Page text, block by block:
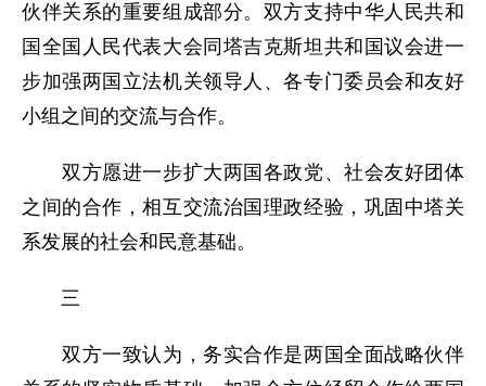
伙伴关系的重要组成部分。双方支持中华人民共和
国全国人民代表大会同塔吉克斯坦共和国议会进一
步加强两国立法机关领导人、各专门委员会和友好
小组之间的交流与合作。
双方愿进一步扩大两国各政党、社会友好团体
之间的合作，相互交流治国理政经验，巩固中塔关
系发展的社会和民意基础。
三
双方一致认为，务实合作是两国全面战略伙伴